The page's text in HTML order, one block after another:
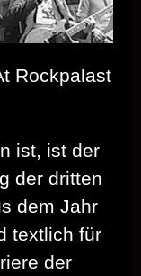
Rockpalast
ist, ist der
der dritten
dem Jahr
textlich für
der